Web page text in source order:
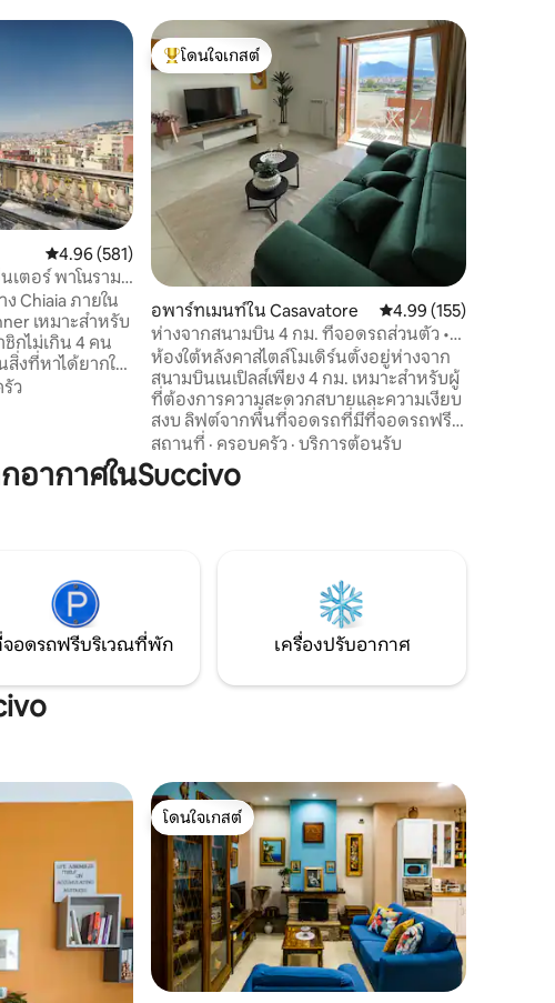
คะแนนเฉลี่ย 4.96 จาก 5, 581 รีวิว
4.96 (581)
นเตอร์ พาโนรามา
Chiaia ภายใน
เหมาะสำหรับ
กไม่เกิน 4 คน
สิ่งที่หาได้ยากใน
วามเงียบสงบ
เพียงไม่กี่นาที
ใต้ดิน รถกระเช้า
ารเดินทางไปยัง
รัว
โดนใจเกสต์ที่สุด
โดนใจเกสต์
อพาร์ทเมนท์ใน Casavatore คะแนนเฉลี่ย 4.99 จาก
4.99 (155)
ห่างจากสนามบิน 4 กม. ที่จอดรถส่วนตัว •
เอโลเวน
ห้องใต้หลังคาสไตล์โมเดิร์นตั้งอยู่ห่างจาก
สนามบินเนเปิลส์เพียง 4 กม. เหมาะสำหรับผู้
ที่ต้องการความสะดวกสบายและความเงียบ
สงบ ลิฟต์จากพื้นที่จอดรถที่มีที่จอดรถฟรี
จะพาคุณไปยังอพาร์ทเมนท์โดยตรงมี Wi-Fi
ห้องครัวที่มีอุปกรณ์ครบครันและพื้นที่พัก
ผ่อน ทำเลที่ตั้งเชิงกลยุทธ์ช่วยให้เข้าถึงร้าน
ยอดเยี่ยมสำหรับการสำรวจเนเปิลส์
สถานที่ · ครอบครัว · บริการต้อนรับ
ากาศในSuccivo
อดรถฟรีบริเวณที่พัก เครื่องปรับอากาศ
โดนใจเกสต์
โดนใจเกสต์